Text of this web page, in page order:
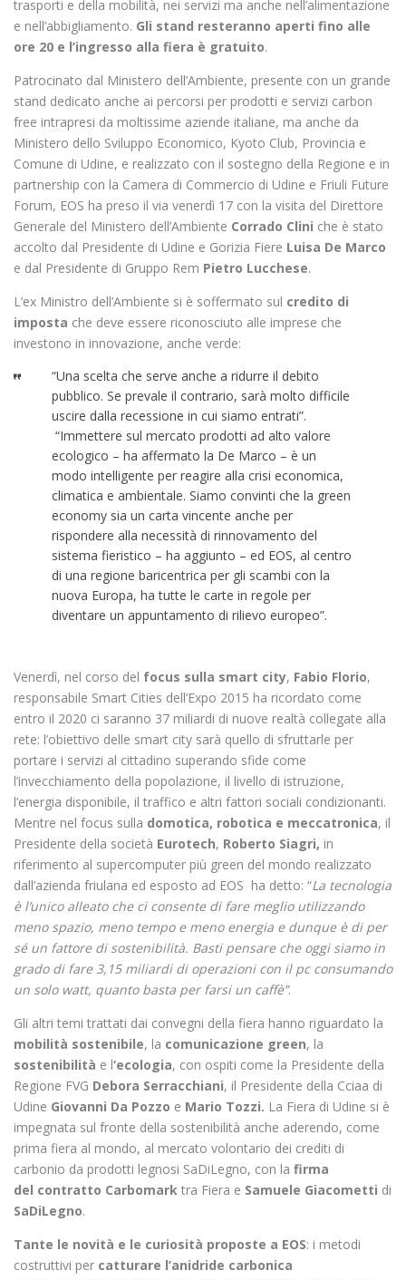
trasporti e della mobilità, nei servizi ma anche nell’alimentazione
e nell’abbigliamento. Gli stand resteranno aperti fino alle
ore 20 e l’ingresso alla fiera è gratuito.
Patrocinato dal Ministero dell’Ambiente, presente con un grande
stand dedicato anche ai percorsi per prodotti e servizi carbon
free intrapresi da moltissime aziende italiane, ma anche da
Ministero dello Sviluppo Economico, Kyoto Club, Provincia e
Comune di Udine, e realizzato con il sostegno della Regione e in
partnership con la Camera di Commercio di Udine e Friuli Future
Forum, EOS ha preso il via venerdì 17 con la visita del Direttore
Generale del Ministero dell’Ambiente Corrado Clini che è stato
accolto dal Presidente di Udine e Gorizia Fiere Luisa De Marco
e dal Presidente di Gruppo Rem Pietro Lucchese.
L’ex Ministro dell’Ambiente si è soffermato sul credito di
imposta che deve essere riconosciuto alle imprese che
investono in innovazione, anche verde:
“Una scelta che serve anche a ridurre il debito
pubblico. Se prevale il contrario, sarà molto difficile
uscire dalla recessione in cui siamo entrati”.
“Immettere sul mercato prodotti ad alto valore
ecologico – ha affermato la De Marco – è un
modo intelligente per reagire alla crisi economica,
climatica e ambientale. Siamo convinti che la green
economy sia un carta vincente anche per
rispondere alla necessità di rinnovamento del
sistema fieristico – ha aggiunto – ed EOS, al centro
di una regione baricentrica per gli scambi con la
nuova Europa, ha tutte le carte in regole per
diventare un appuntamento di rilievo europeo”.
Venerdì, nel corso del focus sulla smart city, Fabio Florio,
responsabile Smart Cities dell’Expo 2015 ha ricordato come
entro il 2020 ci saranno 37 miliardi di nuove realtà collegate alla
rete: l’obiettivo delle smart city sarà quello di sfruttarle per
portare i servizi al cittadino superando sfide come
l’invecchiamento della popolazione, il livello di istruzione,
l’energia disponibile, il traffico e altri fattori sociali condizionanti.
Mentre nel focus sulla domotica, robotica e meccatronica, il
Presidente della società Eurotech, Roberto Siagri, in
riferimento al supercomputer più green del mondo realizzato
dall’azienda friulana ed esposto ad EOS ha detto: “La tecnologia
è l’unico alleato che ci consente di fare meglio utilizzando
meno spazio, meno tempo e meno energia e dunque è di per
sé un fattore di sostenibilità. Basti pensare che oggi siamo in
grado di fare 3,15 miliardi di operazioni con il pc consumando
un solo watt, quanto basta per farsi un caffè”.
Gli altri temi trattati dai convegni della fiera hanno riguardato la
mobilità sostenibile, la comunicazione green, la
sostenibilità e l‘ecologia, con ospiti come la Presidente della
Regione FVG Debora Serracchiani, il Presidente della Cciaa di
Udine Giovanni Da Pozzo e Mario Tozzi. La Fiera di Udine si è
impegnata sul fronte della sostenibilità anche aderendo, come
prima fiera al mondo, al mercato volontario dei crediti di
carbonio da prodotti legnosi SaDiLegno, con la firma
del contratto Carbomark tra Fiera e Samuele Giacometti di
SaDiLegno.
Tante le novità e le curiosità proposte a EOS: i metodi
costruttivi per catturare l’anidride carbonica